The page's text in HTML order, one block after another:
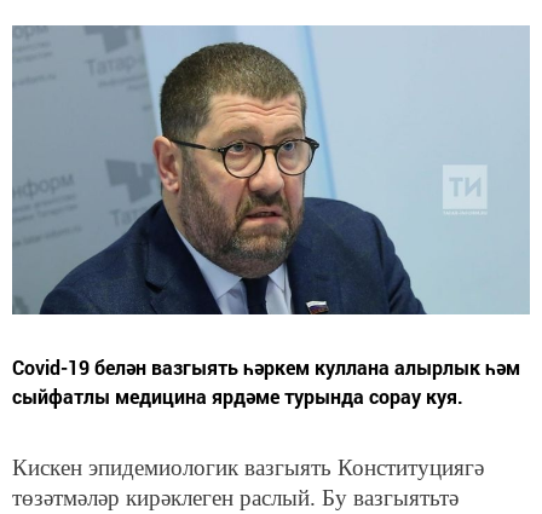
Covid-19 белән вазгыять һәркем куллана алырлык һәм
сыйфатлы медицина ярдәме турында сорау куя.
Кискен эпидемиологик вазгыять Конституциягә
төзәтмәләр кирәклеген раслый. Бу вазгыятьтә